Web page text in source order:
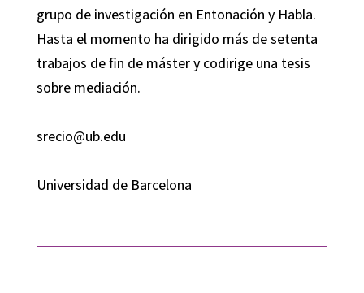
grupo de investigación en Entonación y Habla.
Hasta el momento ha dirigido más de setenta
trabajos de fin de máster y codirige una tesis
sobre mediación.
srecio@ub.edu
Universidad de Barcelona